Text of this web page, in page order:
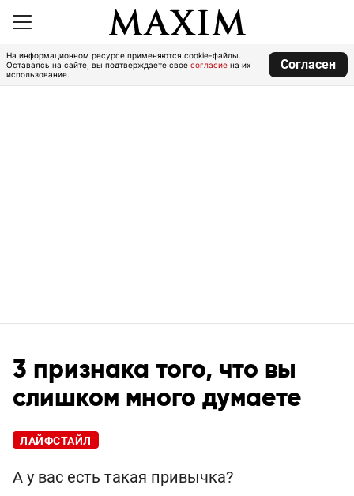
На информационном ресурсе применяются cookie-файлы.
Оставаясь на сайте, вы подтверждаете свое согласие на их
использование.
Согласен
3 признака того, что вы
слишком много думаете
ЛАЙФСТАЙЛ
А у вас есть такая привычка?